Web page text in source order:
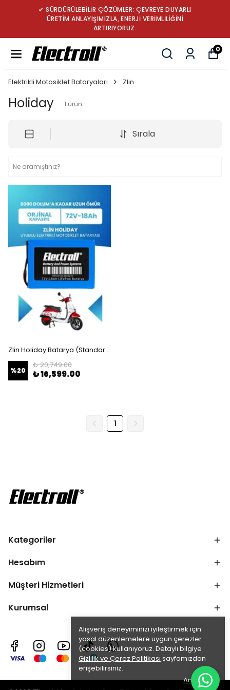
✔ SÜRDÜRÜLEBİLİR ÇÖZÜMLER: ÇEVREYE DUYARLI
ÜRETİM ANLAYIŞIMIZLA, ENERJİ VERİMLİLİĞİNİ
ARTIRIYORUZ.
0
Alışveriş deneyiminizi iyileştirmek için
yasal düzenlemelere uygun çerezler
(cookies) kullanıyoruz. Detaylı bilgiye
Gizlilik ve Çerez Politikası sayfamızdan
erişebilirsiniz.
Anladım
Elektrikli Motosiklet Bataryaları Zlin
Holiday 1 ürün
Sırala
Zlin Holiday Batarya (Standart Kapasite) LiFePO4 72V 18Ah Elektrikli Motosiklet Bataryası
%20
₺ 20,749.00
₺ 16,599.00
1
Kategoriler
Hesabım
Müşteri Hizmetleri
Kurumsal